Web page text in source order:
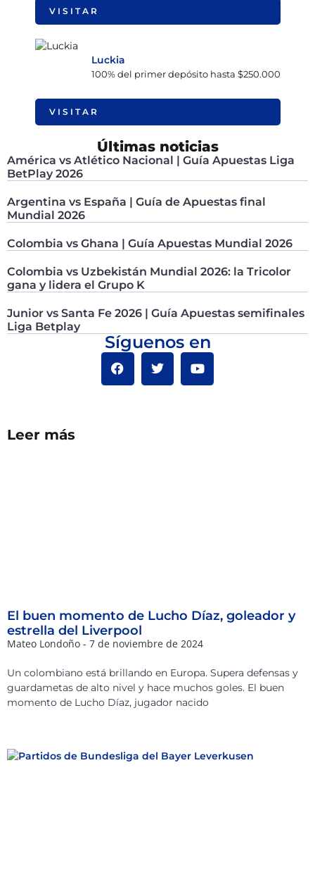
VISITAR
Luckia
100% del primer depósito hasta $250.000
VISITAR
Últimas noticias
América vs Atlético Nacional | Guía Apuestas Liga
BetPlay 2026
Argentina vs España | Guía de Apuestas final
Mundial 2026
Colombia vs Ghana | Guía Apuestas Mundial 2026
Colombia vs Uzbekistán Mundial 2026: la Tricolor
gana y lidera el Grupo K
Junior vs Santa Fe 2026 | Guía Apuestas semifinales
Liga Betplay
Síguenos en
Leer más
El buen momento de Lucho Díaz, goleador y
estrella del Liverpool
Mateo Londoño 7 de noviembre de 2024
Un colombiano está brillando en Europa. Supera defensas y
guardametas de alto nivel y hace muchos goles. El buen
momento de Lucho Díaz, jugador nacido